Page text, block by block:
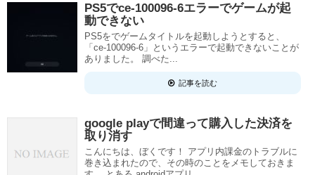
PS5でce-100096-6エラーでゲームが起
動できない
PS5をでゲームタイトルを起動しようとすると、
「ce-100096-6」というエラーで起動できないことが
ありました。 調べた...
記事を読む
google playで間違って購入した決済を
取り消す
こんにちは、ぼくです！ アプリ内課金のトラブルに
巻き込まれたので、その時のことをメモしておきま